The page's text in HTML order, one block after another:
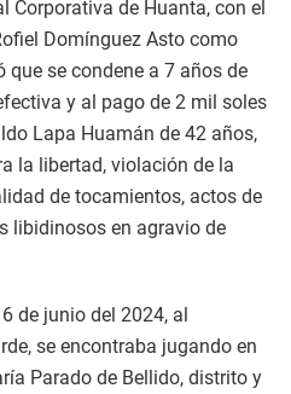
Corporativa de Huanta, con el
Domínguez Asto como
que se condene a 7 años de
y al pago de 2 mil soles
Lapa Huamán de 42 años,
la libertad, violación de la
de tocamientos, actos de
libidinosos en agravio de
de junio del 2024, al
se encontraba jugando en
Parado de Bellido, distrito y